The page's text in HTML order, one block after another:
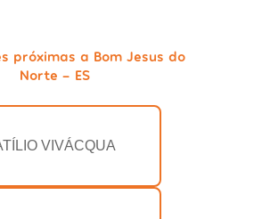
próximas a Bom Jesus do
Norte - ES
VIVÁCQUA